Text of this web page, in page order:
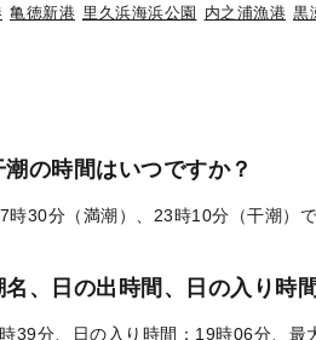
亀徳新港 里久浜海浜公園 内之浦漁港 黒
の時間はいつですか？
30分（満潮）、23時10分（干潮）で
、日の出時間、日の入り時
39分、日の入り時間：19時06分、最